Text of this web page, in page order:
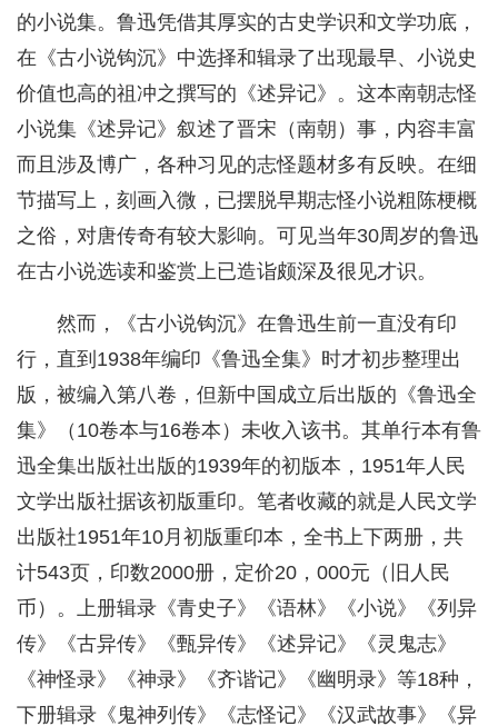
的小说集。鲁迅凭借其厚实的古史学识和文学功底，
在《古小说钩沉》中选择和辑录了出现最早、小说史
价值也高的祖冲之撰写的《述异记》。这本南朝志怪
小说集《述异记》叙述了晋宋（南朝）事，内容丰富
而且涉及博广，各种习见的志怪题材多有反映。在细
节描写上，刻画入微，已摆脱早期志怪小说粗陈梗概
之俗，对唐传奇有较大影响。可见当年30周岁的鲁迅
在古小说选读和鉴赏上已造诣颇深及很见才识。
然而，《古小说钩沉》在鲁迅生前一直没有印
行，直到1938年编印《鲁迅全集》时才初步整理出
版，被编入第八卷，但新中国成立后出版的《鲁迅全
集》（10卷本与16卷本）未收入该书。其单行本有鲁
迅全集出版社出版的1939年的初版本，1951年人民
文学出版社据该初版重印。笔者收藏的就是人民文学
出版社1951年10月初版重印本，全书上下两册，共
计543页，印数2000册，定价20，000元（旧人民
币）。上册辑录《青史子》《语林》《小说》《列异
传》《古异传》《甄异传》《述异记》《灵鬼志》
《神怪录》《神录》《齐谐记》《幽明录》等18种，
下册辑录《鬼神列传》《志怪记》《汉武故事》《异